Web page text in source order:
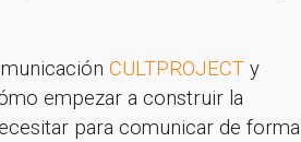
CULTPROJECT y
empezar a construir la
para comunicar de forma